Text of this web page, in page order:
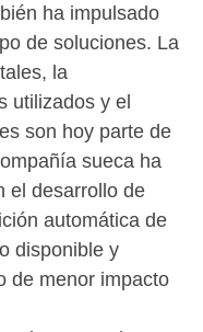
ha impulsado
de soluciones. La
la
utilizados y el
son hoy parte de
sueca ha
el desarrollo de
automática de
disponible y
de menor impacto